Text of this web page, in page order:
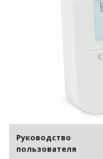
Руководство
пользователя